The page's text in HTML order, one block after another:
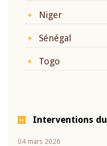
Niger
Sénégal
Togo
Interventions
04 mars 2026